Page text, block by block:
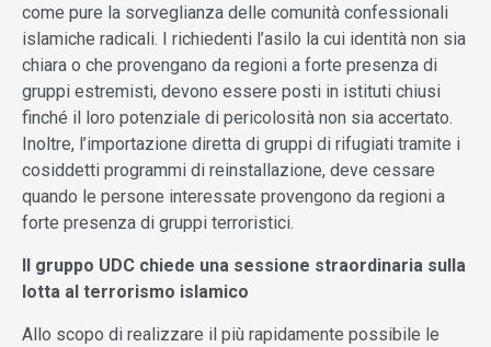
come pure la sorveglianza delle comunità confessionali
islamiche radicali. I richiedenti l’asilo la cui identità non sia
chiara o che provengano da regioni a forte presenza di
gruppi estremisti, devono essere posti in istituti chiusi
finché il loro potenziale di pericolosità non sia accertato.
Inoltre, l’importazione diretta di gruppi di rifugiati tramite i
cosiddetti programmi di reinstallazione, deve cessare
quando le persone interessate provengono da regioni a
forte presenza di gruppi terroristici.
Il gruppo UDC chiede una sessione straordinaria sulla
lotta al terrorismo islamico
Allo scopo di realizzare il più rapidamente possibile le